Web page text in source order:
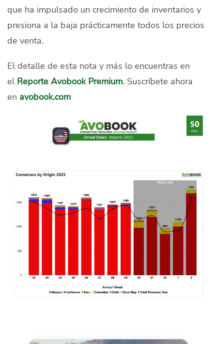
que ha impulsado un crecimiento de inventarios y
presiona a la baja prácticamente todos los precios
de venta.
El detalle de esta nota y más lo encuentras en
el Reporte Avobook Premium. Suscríbete ahora
en avobook.com